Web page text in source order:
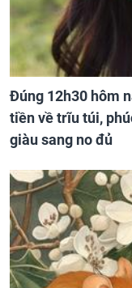
Đúng 12h30 hôm
tiền về trĩu túi,
giàu sang no đủ